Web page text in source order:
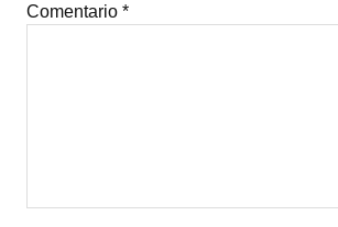
Comentario *